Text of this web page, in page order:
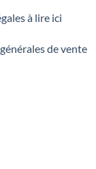
à lire ici
de vente